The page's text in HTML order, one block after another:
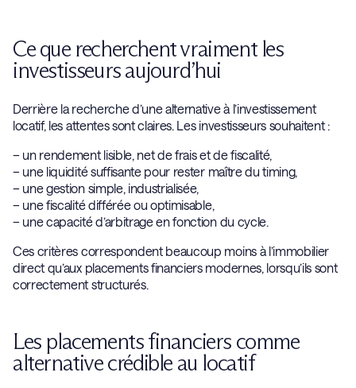
Ce que recherchent vraiment les
investisseurs aujourd’hui
Derrière la recherche d’une alternative à l’investissement
locatif, les attentes sont claires. Les investisseurs souhaitent :
– un rendement lisible, net de frais et de fiscalité,
– une liquidité suffisante pour rester maître du timing,
– une gestion simple, industrialisée,
– une fiscalité différée ou optimisable,
– une capacité d’arbitrage en fonction du cycle.
Ces critères correspondent beaucoup moins à l’immobilier
direct qu’aux placements financiers modernes, lorsqu’ils sont
correctement structurés.
Les placements financiers comme
alternative crédible au locatif